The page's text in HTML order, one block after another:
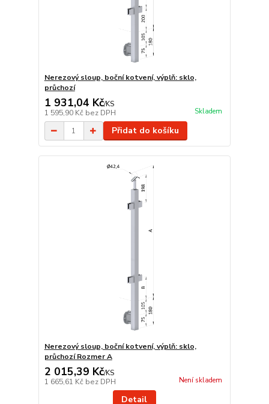
Nerezový sloup, boční kotvení, výplň: sklo,
průchozí
1 931,04 Kč/KS
1 595,90 Kč bez DPH Skladem
Přidat do košíku
Nerezový sloup, boční kotvení, výplň: sklo,
průchozí Rozmer A
2 015,39 Kč/KS
1 665,61 Kč bez DPH Není skladem
Detail